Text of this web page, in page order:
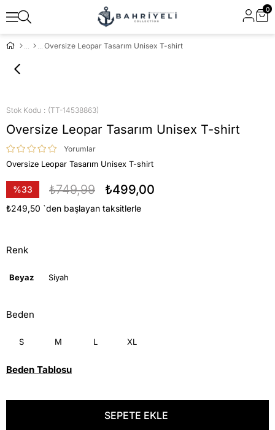
0
Oversize Leopar Tasarım Unisex T-shirt
Stok Kodu (TT-14538863)
Oversize Leopar Tasarım Unisex T-shirt
Yorumlar
Oversize Leopar Tasarım Unisex T-shirt
%33
İndirim
₺749,99 ₺499,00
₺249,50 `den başlayan taksitlerle
Renk
Beyaz Siyah
Beden
S M L XL
Beden Tablosu